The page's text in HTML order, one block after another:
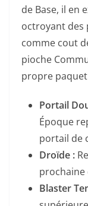
de Base, il en
octroyant des
comme cout
pioche
propre
Portail
Époque
portail de
Droïde :
prochaine
Blaster